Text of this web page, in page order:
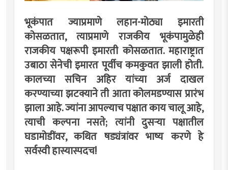
भूकंपात ज्याप्रमाणे लहान-मोठ्या इमारती
कोसळतात, त्याप्रमाणे राजकीय भूकंपामुळेही
राजकीय पक्षरूपी इमारती कोसळतात. महाराष्ट्रात
उबाठा सेनेची इमारत पूर्वीच कमकुवत झाली होती.
कालच्या सचिन अहिर यांच्या अर्ज दाखल
करण्याच्या झटक्याने ती आता कोलमडण्यास प्रारंभ
झाला आहे. ज्यांना आपल्याच पक्षात काय चालू आहे,
त्याची कल्पना नसते; त्यांनी दुसर्‍या पक्षातील
घडामोडींवर, कथित षड्यंत्रांवर भाष्य करणे हे
सर्वस्वी हास्यास्पदच!